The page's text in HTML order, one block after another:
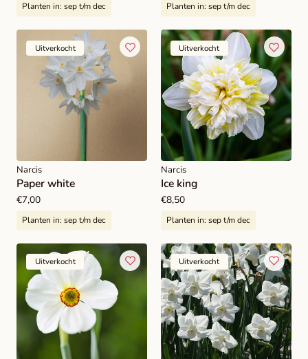
Planten in: sep t/m dec Planten in: sep t/m dec
Uitverkocht
Narcis
Paper white
Normale
€7,00
Planten in: sep t/m dec
Uitverkocht
Narcis
Ice king
Normale
€8,50
Planten in: sep t/m dec
Uitverkocht Uitverkocht